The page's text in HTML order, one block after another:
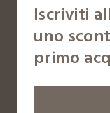
Iscriviti
uno
primo
Copyright © OVS